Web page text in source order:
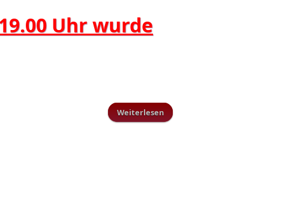
Uhr wurde
Weiterlesen über AH Tus Schillingen